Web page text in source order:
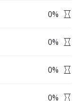
0%
0%
0%
0%